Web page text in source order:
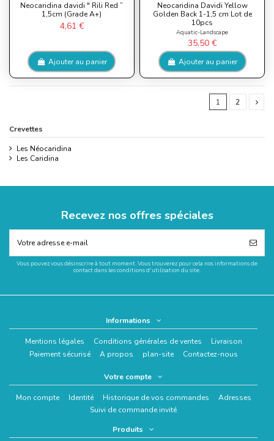
Neocaridina davidi " Rili Red ”
1,5cm (Grade A+)
4,61 €
Ajouter au panier
Neocaridina Davidi Yellow
Golden Back 1-1,5 cm Lot de
10pcs
Aquatic-Landscape
35,50 €
Ajouter au panier
1 2
Crevettes
Les Néocaridina
Les Caridina
Recevez nos offres spéciales
Vous pouvez vous désinscrire à tout moment. Vous trouverez pour cela nos informations de
contact dans les conditions d'utilisation du site.
Informations
Mentions légales Conditions générales de ventes
Livraison
Paiement sécurisé
A propos plan-site Contactez-nous
Votre compte
Mon compte Identité Historique de vos commandes
Adresses
Suivi de commande invité
Produits